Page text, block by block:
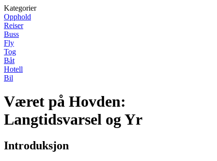
Kategorier
Opphold
Reiser
Buss
Fly
Tog
Båt
Hotell
Bil
Været på Hovden:
Langtidsvarsel og Yr
Introduksjon